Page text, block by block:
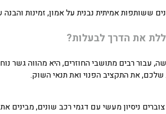
ששותפות אמיתית נבנית על אמון, זמינות
את הדרך לבעלות?
עבור רבים מתושבי החוזרים, היא מהווה גשר
שלכם, את התקציב הפנוי ואת תנאי השוק.
ניסיון מעשי עם דגמי רכב שונים, מבינים את